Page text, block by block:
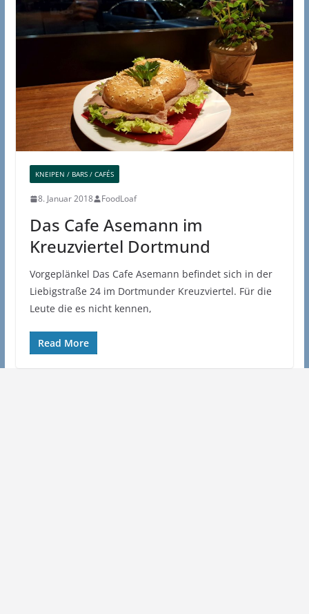
KNEIPEN / BARS / CAFÉS
8. Januar 2018 FoodLoaf
Das Cafe Asemann im
Kreuzviertel Dortmund
Vorgeplänkel Das Cafe Asemann befindet sich in der
Liebigstraße 24 im Dortmunder Kreuzviertel. Für die
Leute die es nicht kennen,
Read More